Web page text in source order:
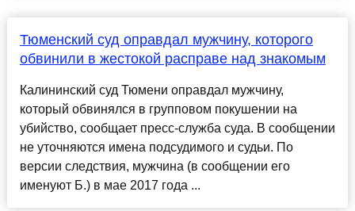
Тюменский суд оправдал мужчину, которого
обвинили в жестокой расправе над знакомым
Калининский суд Тюмени оправдал мужчину,
который обвинялся в групповом покушении на
убийство, сообщает пресс-служба суда. В сообщении
не уточняются имена подсудимого и судьи. По
версии следствия, мужчина (в сообщении его
именуют Б.) в мае 2017 года ...